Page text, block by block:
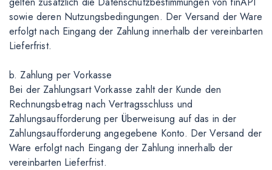
sowie deren Nutzungsbedingungen. Der Versand der Ware
erfolgt nach Eingang der Zahlung innerhalb der vereinbarten
Lieferfrist.
b. Zahlung per Vorkasse
Bei der Zahlungsart Vorkasse zahlt der Kunde den
Rechnungsbetrag nach Vertragsschluss und
Zahlungsaufforderung per Überweisung auf das in der
Zahlungsaufforderung angegebene Konto. Der Versand der
Ware erfolgt nach Eingang der Zahlung innerhalb der
vereinbarten Lieferfrist.